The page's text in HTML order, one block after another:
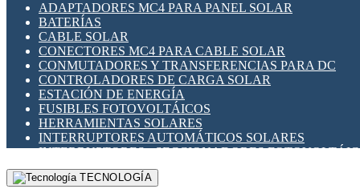
ADAPTADORES MC4 PARA PANEL SOLAR
BATERÍAS
CABLE SOLAR
CONECTORES MC4 PARA CABLE SOLAR
CONMUTADORES Y TRANSFERENCIAS PARA DC
CONTROLADORES DE CARGA SOLAR
ESTACIÓN DE ENERGÍA
FUSIBLES FOTOVOLTÁICOS
HERRAMIENTAS SOLARES
INTERRUPTORES AUTOMÁTICOS SOLARES
INTERRUPTORES - SECCIONADORES
MONTAJE PANEL SOLAR
PORTA FUSIBLES Y SECCIONADORES
TECNOLOGÍA